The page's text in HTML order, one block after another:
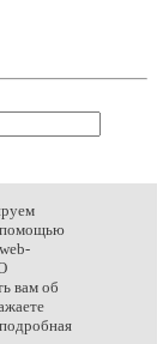
помощью
вам об